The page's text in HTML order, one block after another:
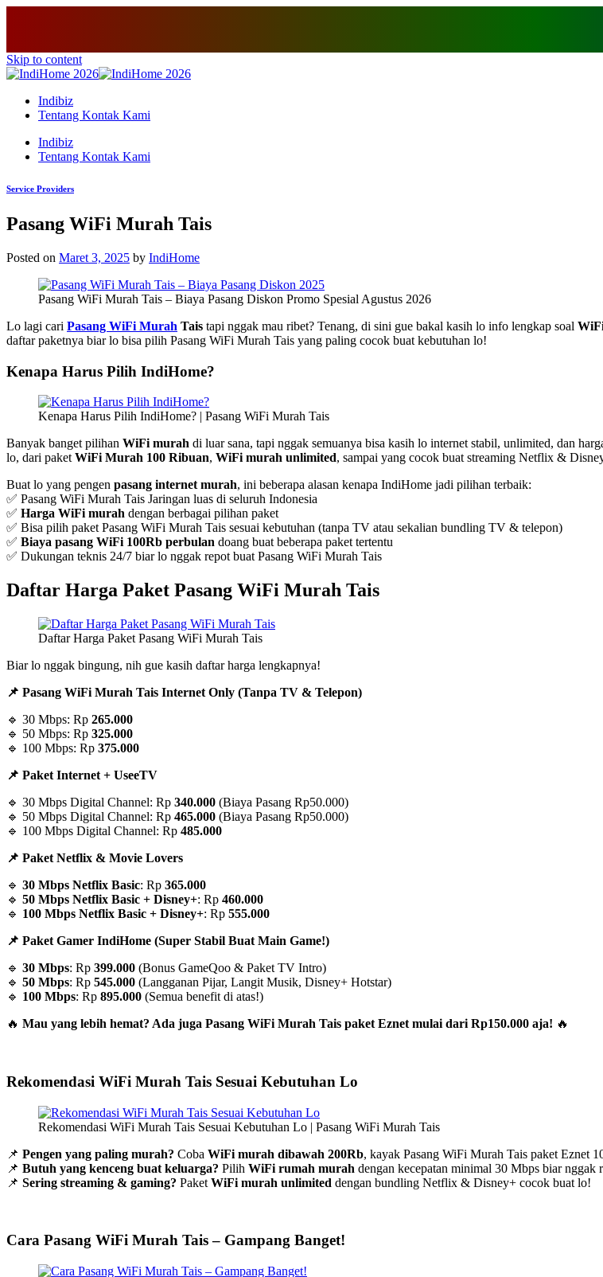
Skip to content
Indibiz
Tentang Kontak Kami
Indibiz
Tentang Kontak Kami
Service Providers
Pasang WiFi Murah Tais
Posted on Maret 3, 2025 by IndiHome
Pasang WiFi Murah Tais – Biaya Pasang Diskon Promo Spesial Agustus 2026
Lo lagi cari Pasang WiFi Murah Tais tapi nggak mau ribet? Tenang, di sini gue bakal kasih lo info lengkap soal
daftar paketnya biar lo bisa pilih Pasang WiFi Murah Tais yang paling cocok buat kebutuhan lo!
Kenapa Harus Pilih IndiHome?
Kenapa Harus Pilih IndiHome? | Pasang WiFi Murah Tais
Banyak banget pilihan WiFi murah di luar sana, tapi nggak semuanya bisa kasih lo internet stabil, unlimited, dan
lo, dari paket WiFi Murah 100 Ribuan, WiFi murah unlimited, sampai yang cocok buat streaming Netflix &
Buat lo yang pengen pasang internet murah, ini beberapa alasan kenapa IndiHome jadi pilihan terbaik:
✅ Pasang WiFi Murah Tais Jaringan luas di seluruh Indonesia
✅ Harga WiFi murah dengan berbagai pilihan paket
✅ Bisa pilih paket Pasang WiFi Murah Tais sesuai kebutuhan (tanpa TV atau sekalian bundling TV & telepon)
✅ Biaya pasang WiFi 100Rb perbulan doang buat beberapa paket tertentu
✅ Dukungan teknis 24/7 biar lo nggak repot buat Pasang WiFi Murah Tais
Daftar Harga Paket Pasang WiFi Murah Tais
Daftar Harga Paket Pasang WiFi Murah Tais
Biar lo nggak bingung, nih gue kasih daftar harga lengkapnya!
📌 Pasang WiFi Murah Tais Internet Only (Tanpa TV & Telepon)
🔹 30 Mbps: Rp 265.000
🔹 50 Mbps: Rp 325.000
🔹 100 Mbps: Rp 375.000
📌 Paket Internet + UseeTV
🔹 30 Mbps Digital Channel: Rp 340.000 (Biaya Pasang Rp50.000)
🔹 50 Mbps Digital Channel: Rp 465.000 (Biaya Pasang Rp50.000)
🔹 100 Mbps Digital Channel: Rp 485.000
📌 Paket Netflix & Movie Lovers
🔹 30 Mbps Netflix Basic: Rp 365.000
🔹 50 Mbps Netflix Basic + Disney+: Rp 460.000
🔹 100 Mbps Netflix Basic + Disney+: Rp 555.000
📌 Paket Gamer IndiHome (Super Stabil Buat Main Game!)
🔹 30 Mbps: Rp 399.000 (Bonus GameQoo & Paket TV Intro)
🔹 50 Mbps: Rp 545.000 (Langganan Pijar, Langit Musik, Disney+ Hotstar)
🔹 100 Mbps: Rp 895.000 (Semua benefit di atas!)
🔥 Mau yang lebih hemat? Ada juga Pasang WiFi Murah Tais paket Eznet mulai dari Rp150.000 aja! 🔥
Rekomendasi WiFi Murah Tais Sesuai Kebutuhan Lo
Rekomendasi WiFi Murah Tais Sesuai Kebutuhan Lo | Pasang WiFi Murah Tais
📌 Pengen yang paling murah? Coba WiFi murah dibawah 200Rb, kayak Pasang WiFi Murah Tais paket Eznet
📌 Butuh yang kenceng buat keluarga? Pilih WiFi rumah murah dengan kecepatan minimal 30 Mbps biar nggak
📌 Sering streaming & gaming? Paket WiFi murah unlimited dengan bundling Netflix & Disney+ cocok buat lo!
Cara Pasang WiFi Murah Tais – Gampang Banget!